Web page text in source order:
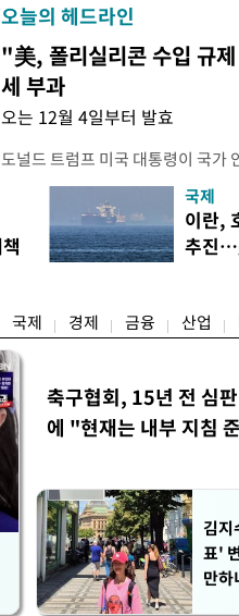
오늘의 헤드라인
"美, 폴리실리콘 수입 규
세 부과
오는 12월 4일부터 발효
도널드 트럼프 미국 대통령이 국가
콘 산업과 공급망을 보호하기 위한
대통령은 6일(현지 시간) 폴리실
품 수입에 최저 수입가격제를 적용
15%의 종가 관세를 부과하는 내용
러
국제
이란,
추진…
국제 경제 금융 산업
축구협회, 15년 전 심
에 "현재는 내부 지침
김
표'
만